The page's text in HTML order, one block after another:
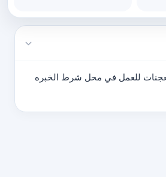
للعمل في محل شرط الخبره